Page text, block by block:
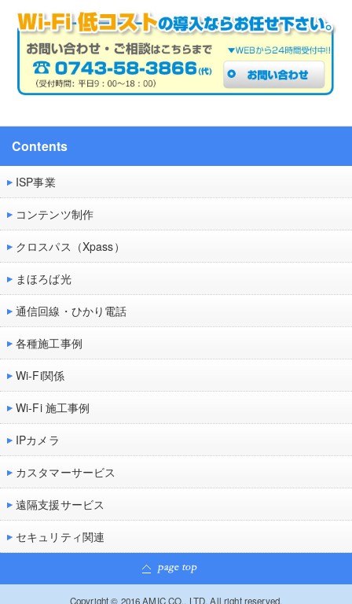
Contents
ISP事業
コンテンツ制作
クロスパス（Xpass）
まほろば光
通信回線・ひかり電話
各種施工事例
Wi-Fi関係
Wi-Fi 施工事例
IPカメラ
カスタマーサービス
遠隔支援サービス
セキュリティ関連
Copyright © 2016 AMIC CO., LTD. All right reserved.